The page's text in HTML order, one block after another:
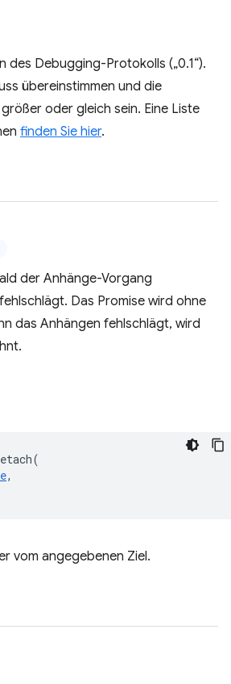
des Debugging-Protokolls („0.1“).
übereinstimmen und die
oder gleich sein. Eine Liste
finden Sie hier.
der Anhänge-Vorgang
Das Promise wird ohne
das Anhängen fehlschlägt, wird
(
,
vom angegebenen Ziel.